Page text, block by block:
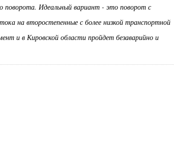
поворота. Идеальный вариант - это поворот с
на второстепенные с более низкой транспортной
и в Кировской области пройдет безаварийно и